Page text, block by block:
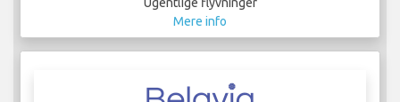
Mere info